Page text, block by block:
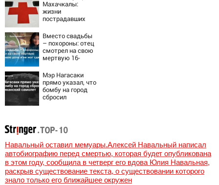
Махачкалы:
жизни
пострадавших
лифта ничто не
угрожает
Вместо свадьбы
– похороны: отец
смотрел на свою
мертвую 16-
мог сдержать
слезы
Мэр Нагасаки
прямо указал, что
бомбу на город
сбросил
Навальный оставил мемуары.Алексей Навальный написал
автобиографию перед смертью, которая будет опубликована
в этом году, сообщила в четверг его вдова Юлия Навальная,
раскрыв существование текста, о существовании которого
знало только его ближайшее окружен